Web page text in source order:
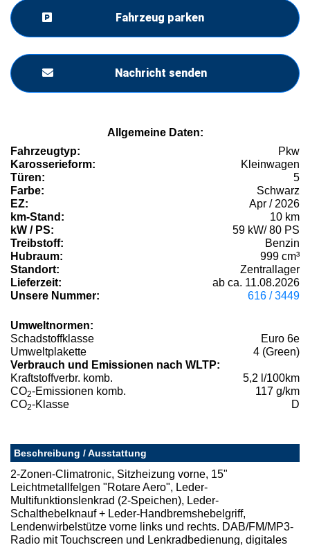
Fahrzeug parken
Nachricht senden
Allgemeine Daten:
Fahrzeugtyp:
Pkw
Karosserieform:
Kleinwagen
Türen:
5
Farbe:
Schwarz
EZ:
Apr / 2026
km-Stand:
10 km
kW / PS:
59 kW/ 80 PS
Treibstoff:
Benzin
Hubraum:
999 cm³
Standort:
Zentrallager
Lieferzeit:
ab ca. 11.08.2026
Unsere Nummer:
616 / 3449
Umweltnormen:
Schadstoffklasse
Euro 6e
Umweltplakette
4 (Green)
Verbrauch und Emissionen nach WLTP:
Kraftstoffverbr. komb.
5,2 l/100km
CO2-Emissionen komb.
117 g/km
CO2-Klasse D
Beschreibung / Ausstattung
2-Zonen-Climatronic, Sitzheizung vorne, 15"
Leichtmetallfelgen "Rotare Aero", Leder-
Multifunktionslenkrad (2-Speichen), Leder-
Schalthebelknauf + Leder-Handbremshebelgriff,
Lendenwirbelstütze vorne links und rechts. DAB/FM/MP3-
Radio mit Touchscreen und Lenkradbedienung, digitales